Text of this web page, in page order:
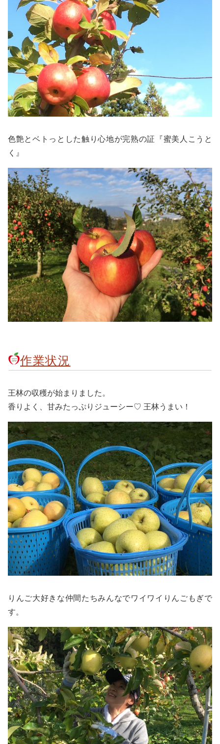
色艶とベトっとした触り心地が完熟の証『蜜美人こうと
く』
作業状況
王林の収穫が始まりました。
香りよく、甘みたっぷりジューシー♡ 王林うまい！
りんご大好きな仲間たちみんなでワイワイりんごもぎで
す。